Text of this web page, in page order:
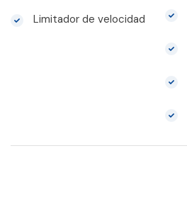
Limitador de velocidad